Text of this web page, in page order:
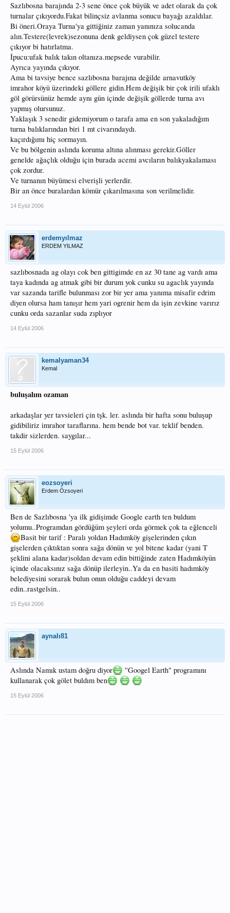
Sazlıbosna barajında 2-3 sene önce çok büyük ve adet olarak da çok
turnalar çıkıyordu.Fakat bilinçsiz avlanma sonucu bayağı azaldılar.
Bi öneri.Oraya Turna'ya gittiğiniz zaman yanınıza solucanda
alın.Testere(levrek)sezonuna denk geldiysen çok güzel testere
çıkıyor bi hatırlatma.
İpucu:ufak balık takın oltanıza.mepsede vurabilir.
Ayrıca yayında çıkıyor.
Ama bi tavsiye bence sazlıbosna barajına değilde arnavutköy
imrahor köyü üzerindeki göllere gidin.Hem değişik bir çok irili ufaklı
göl görürsünüz hemde aynı gün içinde değişik göllerde turna avı
yapmış olursunuz.
Yaklaşık 3 senedir gidemiyorum o tarafa ama en son yakaladığım
turna balıklarından biri 1 mt civarındaydı.
kaçırdığımı hiç sormayın.
Ve bu bölgenin aslında koruma altına alınması gerekir.Göller
genelde ağaçlık olduğu için burada acemi avcıların balıkyakalaması
çok zordur.
Ve turnanın büyümesi elverişli yerlerdir.
Bir an önce buralardan kömür çıkarılmasına son verilmelidir.
14 Eylül 2006
erdemyılmaz
ERDEM YILMAZ
sazlıbosnada ag olayı cok ben gittigimde en az 30 tane ag vardı ama
taya kadında ag atmak gibi bir durum yok cunku su agaclık yayında
var sazanda tarifle bulunması zor bir yer ama yanıma misafir edrim
diyen olursa ham tanışır hem yari ogrenir hem da işin zevkine varırız
cunku orda sazanlar suda zıplıyor
14 Eylül 2006
kemalyaman34
Kemal
buluşalım ozaman
arkadaşlar yer tavsieleri çin tşk. ler. aslında bir hafta sonu buluşup
gidibiliriz imrahor taraflarına. hem bende bot var. teklif benden.
takdir sizlerden. saygılar...
15 Eylül 2006
eozsoyeri
Erdem Özsoyeri
Ben de Sazlıbosna 'ya ilk gidişimde Google earth ten buldum
yolumu..Programdan gördüğüm şeyleri orda görmek çok ta eğlenceli
Basit bir tarif : Paralı yoldan Hadımköy gişelerinden çıkın
gişelerden çıktıktan sonra sağa dönün ve yol bitene kadar (yani T
şeklini alana kadar)soldan devam edin bittiğinde zaten Hadımköyün
içinde olacaksınız sağa dönüp ilerleyin..Ya da en basiti hadımköy
belediyesini sorarak bulun onun olduğu caddeyi devam
edin..rastgelsin..
15 Eylül 2006
aynalı81
Aslında Namık ustam doğru diyor
''Googel Earth" programını
kullanarak çok gölet buldım ben
15 Eylül 2006